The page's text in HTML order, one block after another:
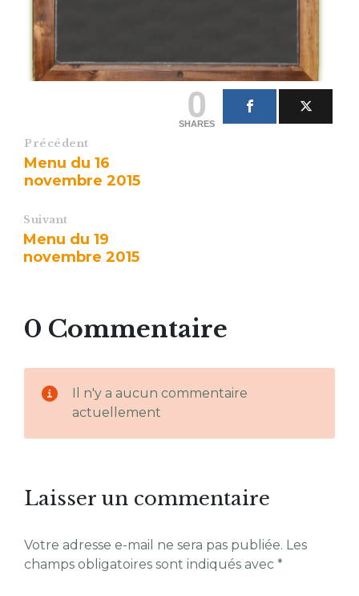
0
SHARES
Précédent
Menu du 16
novembre 2015
Suivant
Menu du 19
novembre 2015
0 Commentaire
Il n'y a aucun commentaire
actuellement
Laisser un commentaire
Votre adresse e-mail ne sera pas publiée. Les
champs obligatoires sont indiqués avec *